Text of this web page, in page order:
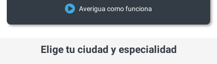
Averigua como funciona
Elige tu ciudad y especialidad